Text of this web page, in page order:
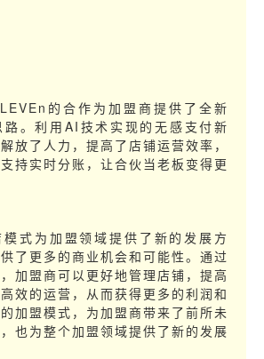
的合作为加盟商提供了全新
路。利用AI技术实现的无感支付新
放了人力，提高了店铺运营效率，
持实时分账，让合伙当老板变得更
式为加盟领域提供了新的发展方
了更多的商业机会和可能性。通过
加盟商可以更好地管理店铺，提高
效的运营，从而获得更多的利润和
加盟模式，为加盟商带来了前所未
也为整个加盟领域提供了新的发展